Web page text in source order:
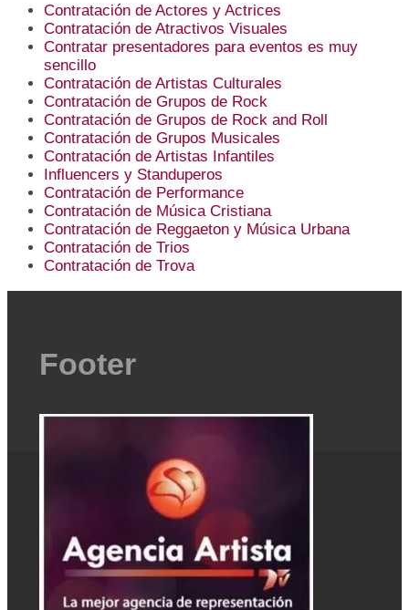
Contratación de Actores y Actrices
Contratación de Atractivos Visuales
Contratar presentadores para eventos es muy
sencillo
Contratación de Artistas Culturales
Contratación de Grupos de Rock
Contratación de Grupos de Rock and Roll
Contratación de Grupos Musicales
Contratación de Artistas Infantiles
Influencers y Standuperos
Contratación de Performance
Contratación de Música Cristiana
Contratación de Reggaeton y Música Urbana
Contratación de Trios
Contratación de Trova
Footer